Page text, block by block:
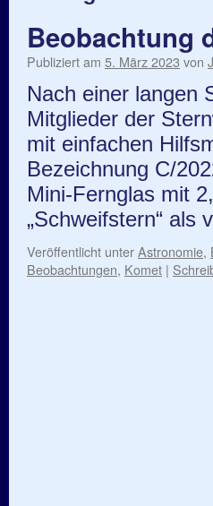
Beobachtung
Publiziert am 5. März 2023 von
Nach einer langen
Mitglieder der
mit einfachen
Bezeichnung C/
Mini-Fernglas mit
„Schweifstern“ als
Veröffentlicht unterAstronomie,
Beobachtungen, Komet |